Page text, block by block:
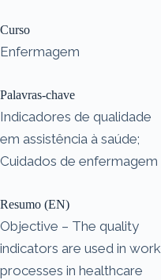
Curso
Enfermagem
Palavras-chave
Indicadores de qualidade
em assistência à saúde;
Cuidados de enfermagem
Resumo (EN)
Objective – The quality
indicators are used in work
processes in healthcare